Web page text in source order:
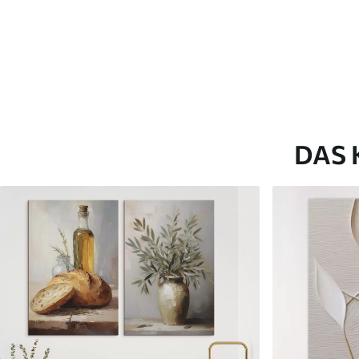
✓Lebendige, satte Farben
Lichtecht
✓ Sichere, geruchlose Tinten
Leinwandähnliche Oberfläche
✗Umweltfreundlich
Künstliche
Lebendige, satte
Sichere, geruchlose
Leinwandähnliche
Umweltfreundlich
DAS